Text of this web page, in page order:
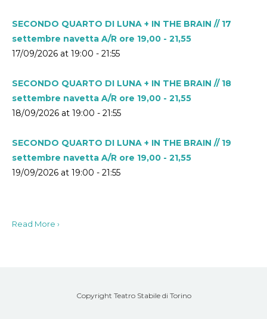
SECONDO QUARTO DI LUNA + IN THE BRAIN // 17
settembre navetta A/R ore 19,00 - 21,55
17/09/2026 at 19:00 - 21:55
SECONDO QUARTO DI LUNA + IN THE BRAIN // 18
settembre navetta A/R ore 19,00 - 21,55
18/09/2026 at 19:00 - 21:55
SECONDO QUARTO DI LUNA + IN THE BRAIN // 19
settembre navetta A/R ore 19,00 - 21,55
19/09/2026 at 19:00 - 21:55
Read More ›
Copyright Teatro Stabile di Torino